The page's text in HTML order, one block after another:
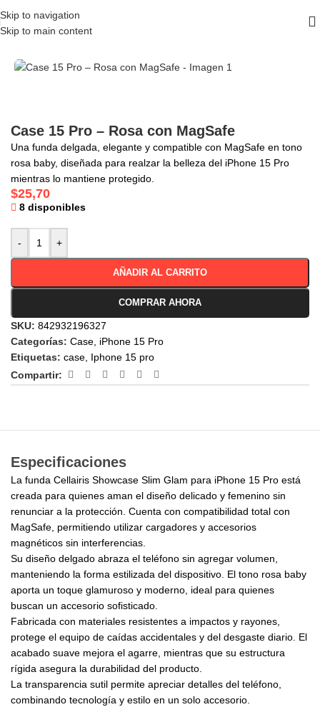
Skip to navigation
Skip to main content
Inicio/Case/iPhone 15 Pro
Case 15 Pro – Rosa con MagSafe
Una funda delgada, elegante y compatible con MagSafe en tono
rosa baby, diseñada para realzar la belleza del iPhone 15 Pro
mientras lo mantiene protegido.
$25,70
8 disponibles
- +
AÑADIR AL CARRITO
COMPRAR AHORA
SKU: 842932196327
Categorías: Case, iPhone 15 Pro
Etiquetas: case, Iphone 15 pro
Compartir:
Especificaciones
La funda Cellairis Showcase Slim Glam para iPhone 15 Pro está
creada para quienes aman el diseño delicado y femenino sin
renunciar a la protección. Cuenta con compatibilidad total con
MagSafe, permitiendo utilizar cargadores y accesorios
magnéticos sin interferencias.
Su diseño delgado abraza el teléfono sin agregar volumen,
manteniendo la forma estilizada del dispositivo. El tono rosa baby
aporta un toque glamuroso y moderno, ideal para quienes
buscan un accesorio sofisticado.
Fabricada con materiales resistentes a impactos y rayones,
protege el equipo de caídas accidentales y del desgaste diario. El
acabado suave mejora el agarre, mientras que su estructura
rígida asegura la durabilidad del producto.
La transparencia sutil permite apreciar detalles del teléfono,
combinando tecnología y estilo en un solo accesorio.